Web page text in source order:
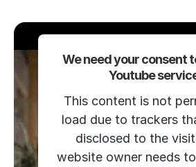
We need your consent
Youtube
This content is not
load due to trackers
disclosed to the
website owner needs